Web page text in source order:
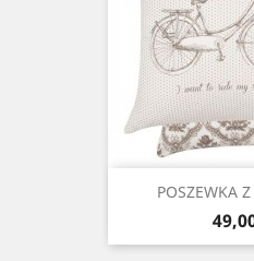
POSZEWKA
Cena